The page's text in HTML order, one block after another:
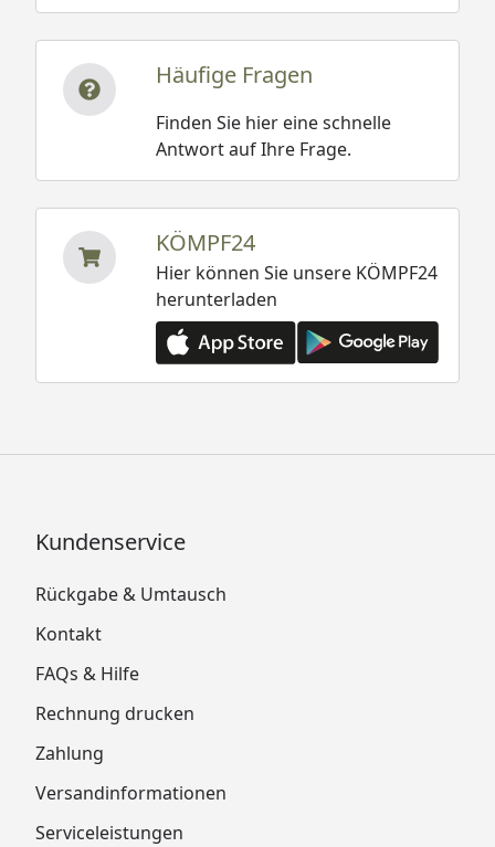
Häufige Fragen
Finden Sie hier eine schnelle
Antwort auf Ihre Frage.
KÖMPF24
Hier können Sie unsere KÖMPF24
herunterladen
Kundenservice
Rückgabe & Umtausch
Kontakt
FAQs & Hilfe
Rechnung drucken
Zahlung
Versandinformationen
Serviceleistungen